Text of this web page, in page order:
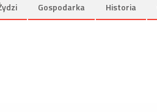
Gospodarka Historia